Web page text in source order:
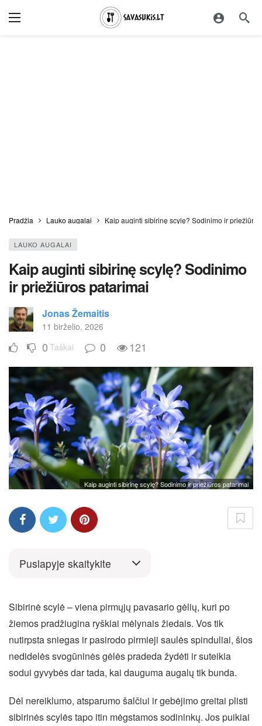
Pradžia Lauko augalai Kaip auginti sibirinę scylę? Sodinimo ir
LAUKO AUGALAI
Kaip auginti sibirinę scylę? Sodinimo
ir priežiūros patarimai
Jonas Žemaitis
11 birželio, 2026
0 Taškai 0 121
Kaip auginti sibirinę scylę? Sodinimo ir priežiūros patarimai
Puslapyje skaitykite
Sibirinė scylė – viena pirmųjų pavasario gėlių, kuri po
žiemos pradžiugina ryškiai mėlynais žiedais. Vos tik
nutirpsta sniegas ir pasirodo pirmieji saulės spinduliai, šios
nedidelės svogūninės gėlės pradeda žydėti ir suteikia
sodui gyvybės dar tada, kai dauguma augalų tik bunda.
Dėl nereiklumo, atsparumo šalčiui ir gebėjimo greitai plisti
sibirinės scylės tapo itin mėgstamos sodininkų. Jos puikiai